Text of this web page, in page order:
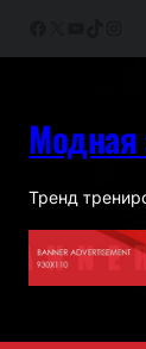
Модная
Тренд